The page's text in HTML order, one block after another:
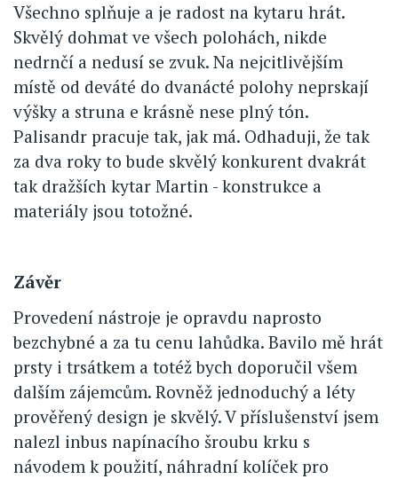
Všechno splňuje a je radost na kytaru hrát.
Skvělý dohmat ve všech polohách, nikde
nedrnčí a nedusí se zvuk. Na nejcitlivějším
místě od deváté do dvanácté polohy neprskají
výšky a struna e krásně nese plný tón.
Palisandr pracuje tak, jak má. Odhaduji, že tak
za dva roky to bude skvělý konkurent dvakrát
tak dražších kytar Martin - konstrukce a
materiály jsou totožné.
Závěr
Provedení nástroje je opravdu naprosto
bezchybné a za tu cenu lahůdka. Bavilo mě hrát
prsty i trsátkem a totéž bych doporučil všem
dalším zájemcům. Rovněž jednoduchý a léty
prověřený design je skvělý. V příslušenství jsem
nalezl inbus napínacího šroubu krku s
návodem k použití, náhradní kolíček pro